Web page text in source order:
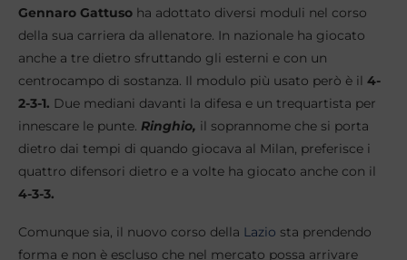
Gennaro Gattuso ha adottato diversi moduli nel corso
della sua carriera da allenatore. In nazionale ha giocato
anche a tre dietro sfruttando gli esterni e con un
centrocampo di sostanza. Il modulo più usato però è il 4-
2-3-1. Due mediani davanti la difesa e un trequartista per
innescare le punte. Ringhio, il soprannome che si porta
dietro dai tempi di quando giocava al Milan, preferisce i
quattro difensori dietro e a volte ha giocato anche con il
4-3-3.
Comunque sia, il nuovo corso della Lazio sta prendendo
forma e non è escluso che nel mercato possa arrivare